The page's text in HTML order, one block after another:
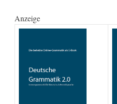
Anzeige